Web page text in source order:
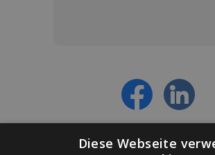
Diese Webseite